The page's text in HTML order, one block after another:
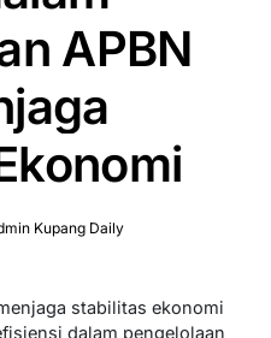
APBN
Kupang Daily
stabilitas ekonomi
dalam pengelolaan